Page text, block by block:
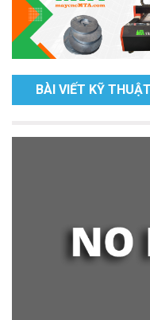
BÀI VIẾT KỸ THUẬT